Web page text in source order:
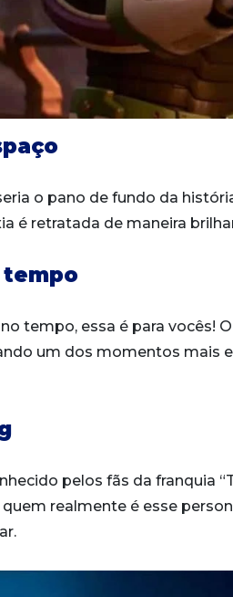
o pano de fundo da
é retratada de maneira
tempo
tempo, essa é para vocês!
um dos momentos mais
pelos fãs da franquia
quem realmente é esse